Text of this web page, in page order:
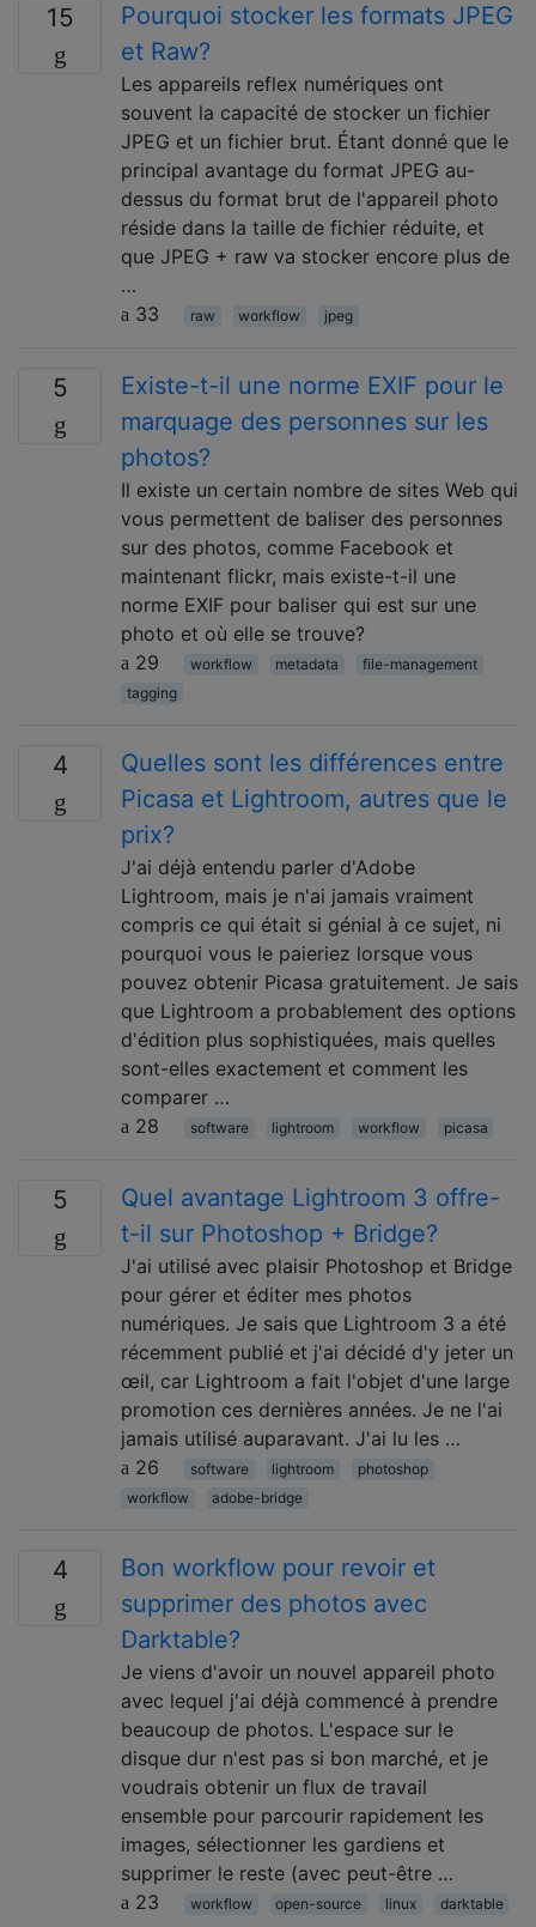
15
Pourquoi stocker les formats JPEG
et Raw?
Les appareils reflex numériques ont
souvent la capacité de stocker un fichier
JPEG et un fichier brut. Étant donné que le
principal avantage du format JPEG au-
dessus du format brut de l'appareil photo
réside dans la taille de fichier réduite, et
que JPEG + raw va stocker encore plus de
…
33
raw workflow jpeg
5
Existe-t-il une norme EXIF ​​pour le
marquage des personnes sur les
photos?
Il existe un certain nombre de sites Web qui
vous permettent de baliser des personnes
sur des photos, comme Facebook et
maintenant flickr, mais existe-t-il une
norme EXIF ​​pour baliser qui est sur une
photo et où elle se trouve?
29
workflow metadata
file-management
tagging
4
Quelles sont les différences entre
Picasa et Lightroom, autres que le
prix?
J'ai déjà entendu parler d'Adobe
Lightroom, mais je n'ai jamais vraiment
compris ce qui était si génial à ce sujet, ni
pourquoi vous le paieriez lorsque vous
pouvez obtenir Picasa gratuitement. Je sais
que Lightroom a probablement des options
d'édition plus sophistiquées, mais quelles
sont-elles exactement et comment les
comparer …
28
software lightroom workflow picasa
5
Quel avantage Lightroom 3 offre-
t-il sur Photoshop + Bridge?
J'ai utilisé avec plaisir Photoshop et Bridge
pour gérer et éditer mes photos
numériques. Je sais que Lightroom 3 a été
récemment publié et j'ai décidé d'y jeter un
œil, car Lightroom a fait l'objet d'une large
promotion ces dernières années. Je ne l'ai
jamais utilisé auparavant. J'ai lu les …
26
software lightroom
photoshop
workflow
adobe-bridge
4
Bon workflow pour revoir et
supprimer des photos avec
Darktable?
Je viens d'avoir un nouvel appareil photo
avec lequel j'ai déjà commencé à prendre
beaucoup de photos. L'espace sur le
disque dur n'est pas si bon marché, et je
voudrais obtenir un flux de travail
ensemble pour parcourir rapidement les
images, sélectionner les gardiens et
supprimer le reste (avec peut-être …
23
workflow open-source linux darktable